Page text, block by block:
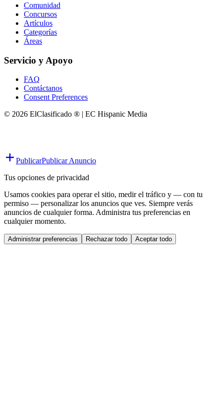
Comunidad
Concursos
Artículos
Categorías
Áreas
Servicio y Apoyo
FAQ
Contáctanos
Consent Preferences
© 2026 ElClasificado ® | EC Hispanic Media
PublicarPublicar Anuncio
Tus opciones de privacidad
Usamos cookies para operar el sitio, medir el tráfico y — con tu
permiso — personalizar los anuncios que ves. Siempre verás
anuncios de cualquier forma. Administra tus preferencias en
cualquier momento.
Administrar preferencias Rechazar todo Aceptar todo